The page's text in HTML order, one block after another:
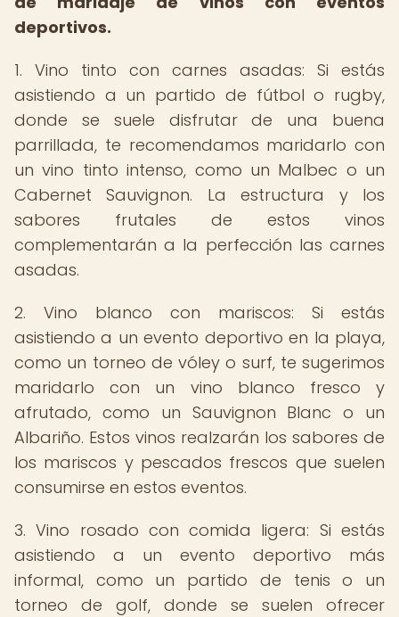
deportivos.
1. Vino tinto con carnes asadas: Si estás
asistiendo a un partido de fútbol o rugby,
donde se suele disfrutar de una buena
parrillada, te recomendamos maridarlo con
un vino tinto intenso, como un Malbec o un
Cabernet Sauvignon. La estructura y los
sabores frutales de estos vinos
complementarán a la perfección las carnes
asadas.
2. Vino blanco con mariscos: Si estás
asistiendo a un evento deportivo en la playa,
como un torneo de vóley o surf, te sugerimos
maridarlo con un vino blanco fresco y
afrutado, como un Sauvignon Blanc o un
Albariño. Estos vinos realzarán los sabores de
los mariscos y pescados frescos que suelen
consumirse en estos eventos.
3. Vino rosado con comida ligera: Si estás
asistiendo a un evento deportivo más
informal, como un partido de tenis o un
torneo de golf, donde se suelen ofrecer